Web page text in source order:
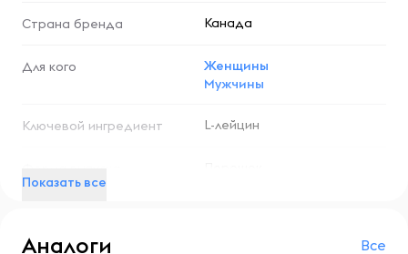
Страна бренда Канада
Для кого
Женщины
Мужчины
Ключевой ингредиент L-лейцин
Показать все
Аналоги Все